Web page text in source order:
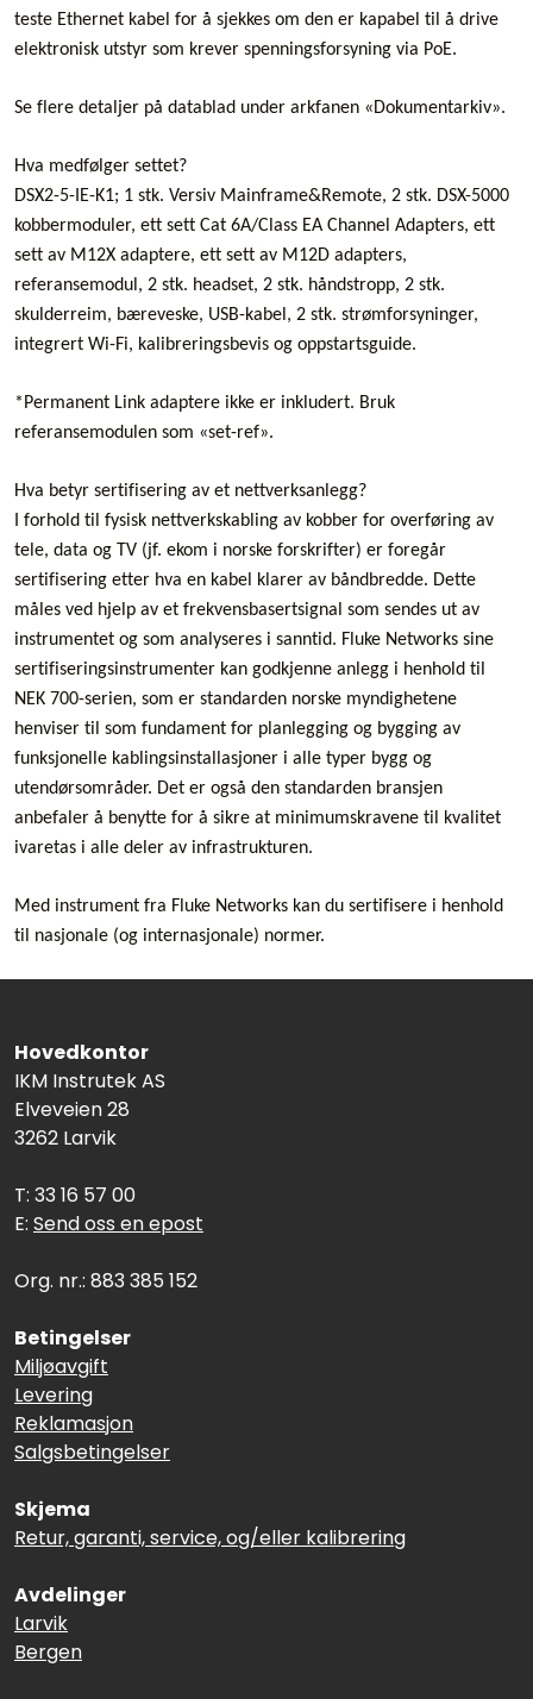
teste Ethernet kabel for å sjekkes om den er kapabel til å drive
elektronisk utstyr som krever spenningsforsyning via PoE.
Se flere detaljer på datablad under arkfanen «Dokumentarkiv».
Hva medfølger settet?
DSX2-5-IE-K1; 1 stk. Versiv Mainframe&Remote, 2 stk. DSX-5000
kobbermoduler, ett sett Cat 6A/Class EA Channel Adapters, ett
sett av M12X adaptere, ett sett av M12D adapters,
referansemodul, 2 stk. headset, 2 stk. håndstropp, 2 stk.
skulderreim, bæreveske, USB-kabel, 2 stk. strømforsyninger,
integrert Wi-Fi, kalibreringsbevis og oppstartsguide.
*Permanent Link adaptere ikke er inkludert. Bruk
referansemodulen som «set-ref».
Hva betyr sertifisering av et nettverksanlegg?
I forhold til fysisk nettverkskabling av kobber for overføring av
tele, data og TV (jf. ekom i norske forskrifter) er foregår
sertifisering etter hva en kabel klarer av båndbredde. Dette
måles ved hjelp av et frekvensbasertsignal som sendes ut av
instrumentet og som analyseres i sanntid. Fluke Networks sine
sertifiseringsinstrumenter kan godkjenne anlegg i henhold til
NEK 700-serien, som er standarden norske myndighetene
henviser til som fundament for planlegging og bygging av
funksjonelle kablingsinstallasjoner i alle typer bygg og
utendørsområder. Det er også den standarden bransjen
anbefaler å benytte for å sikre at minimumskravene til kvalitet
ivaretas i alle deler av infrastrukturen.
Med instrument fra Fluke Networks kan du sertifisere i henhold
til nasjonale (og internasjonale) normer.
Hovedkontor
IKM Instrutek AS
Elveveien 28
3262 Larvik
T: 33 16 57 00
E: Send oss en epost
Org. nr.: 883 385 152
Betingelser
Miljøavgift
Levering
Reklamasjon
Salgsbetingelser
Skjema
Retur, garanti, service, og/eller kalibrering
Avdelinger
Larvik
Bergen